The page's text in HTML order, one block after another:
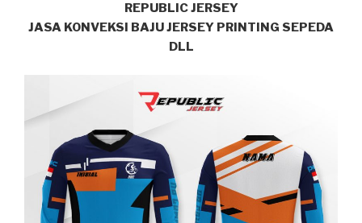
REPUBLIC JERSEY
JASA KONVEKSI BAJU JERSEY PRINTING SEPEDA
DLL